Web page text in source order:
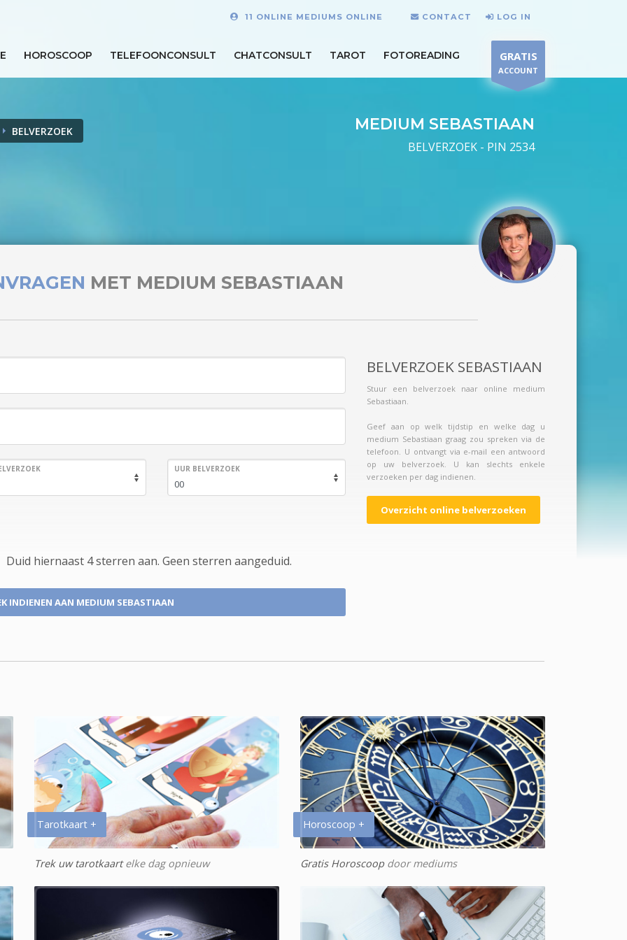
11 ONLINE MEDIUMS ONLINE CONTACT LOG IN
HOROSCOOP TELEFOONCONSULT CHATCONSULT TAROT FOTOREADING GRATIS
ACCOUNT
BELVERZOEK MEDIUM SEBASTIAAN
BELVERZOEK - PIN 2534
MET MEDIUM SEBASTIAAN
UUR BELVERZOEK
hiernaast 4 sterren aan. Geen sterren aangeduid.
INDIENEN AAN MEDIUM SEBASTIAAN
BELVERZOEK SEBASTIAAN
Stuur een belverzoek naar online medium
Sebastiaan.
Geef aan op welk tijdstip en welke dag u
medium Sebastiaan graag zou spreken via de
telefoon. U ontvangt via e-mail een antwoord
op uw belverzoek. U kan slechts enkele
verzoeken per dag indienen.
Overzicht online belverzoeken
Tarotkaart +
Trek uw tarotkaartelke dag opnieuw
Horoscoop +
Gratis Horoscoopdoor mediums